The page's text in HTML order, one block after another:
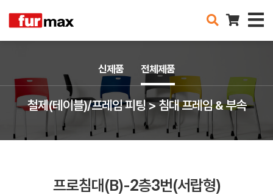
철제(테이블)/프레임 피팅 > 침대 프레임 & 부속
신제품 전체제품
프로침대(B)-2층3번(서랍형)